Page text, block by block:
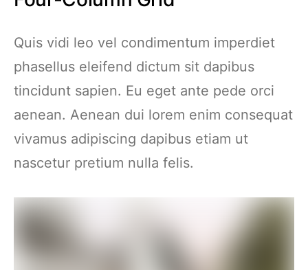
Quis vidi leo vel condimentum imperdiet
phasellus eleifend dictum sit dapibus
tincidunt sapien. Eu eget ante pede orci
aenean. Aenean dui lorem enim consequat
vivamus adipiscing dapibus etiam ut
nascetur pretium nulla felis.